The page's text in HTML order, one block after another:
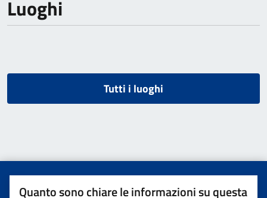
Luoghi
Tutti i luoghi
Quanto sono chiare le informazioni su questa